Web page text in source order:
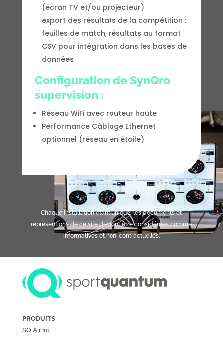
(écran TV et/ou projecteur)
export des résultats de la compétition :
feuilles de match, résultats au format
CSV pour intégration dans les bases de
données
Configuration de SynQro
supervision :
Réseau WiFi avec routeur haute
Performance Câblage Ethernet
optionnel (réseau en étoile)
Chaque installation étant unique, les documents et
représentions de ce site devront être considérées comme
informatives et non-contractuelles.
PRODUITS
SQ Air 10